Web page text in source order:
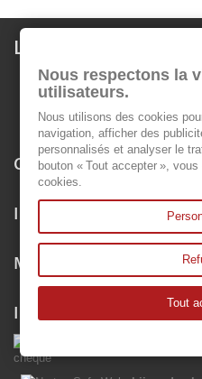
Lettre d'informations
Catégories
Informations
Mon compte
Informations sur votre
Nous respectons la
utilisateurs.
Nous utilisons des cookies
navigation, afficher des
personnalisés et analyser le
bouton « Tout accepter »,
cookies.
Tout